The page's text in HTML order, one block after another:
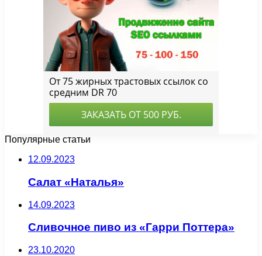
Популярные статьи
12.09.2023
Салат «Наталья»
14.09.2023
Сливочное пиво из «Гарри Поттера»
23.10.2020